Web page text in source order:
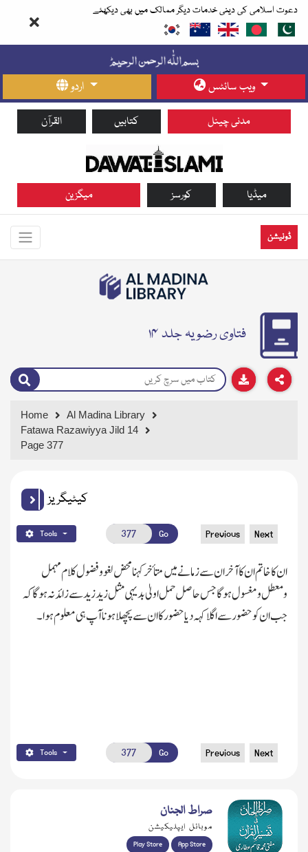
دعوت اسلامی کی دینی خدمات دیگر ممالک میں بھی دیکھئے
اردو ویب سائٹس
القرآن کتابیں مدنی چینل
میگزین کورسز میڈیا
ڈونیشن
فتاوی رضویہ جلد ۱۴
Home
Al Madina Library
Fatawa Razawiyya Jild 14
Page 377
کیٹیگریز
Tools Go Previous Next
ان کا خاتم ان کا آخر ان سے زمانے میں متأخر کہنا محض لغو وفضول کلام مہمل
ومعطل ومغسول ہوگا جس حاصل حمل اولیٰ بدیہی مثل زید زید سے زائد نہ ہوگا کہ
جب ان کو حضور سے اگلا کہہ دیا حضور کا ان سے پچھلا ہونا آپ ہی معلوم ہوا۔
Tools Go Previous Next
صراط الجنان
موبائل ایپلیکیشن
Play Store App Store